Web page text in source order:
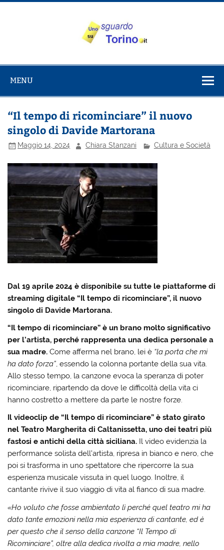
Salta
su Torino
MENU
“Il tempo di ricominciare” il nuovo
singolo di Davide Martorana
Maggio 14, 2024 Chiara Stanzani Cultura e Società
Dal 19 aprile 2024 è disponibile su tutte le piattaforme di
streaming digitale “Il tempo di ricominciare”, il nuovo
singolo di Davide Martorana.
“Il tempo di ricominciare” è un brano molto significativo
per l’artista, perché rappresenta una dedica personale a
sua madre. Come afferma nel brano, lei è “la porta che mi
ha dato forza”, essendo la colonna portante della sua vita.
Allo stesso tempo, la canzone evoca la speranza di poter
ricominciare, ripartendo da dove le difficoltà della vita ci
hanno costretto a mettere da parte le nostre forze.
Il videoclip de “Il tempo di ricominciare” è stato girato
nel Teatro Margherita di Caltanissetta, uno dei teatri più
fastosi e antichi della città siciliana. Il video evidenzia la
performance solista dell’artista, ripresa in bianco e nero, che
poi si trasforma in uno spettatore che ripercorre la sua
esperienza musicale vissuta in quel luogo. Inoltre, il
cantante rivive il suo viaggio di vita al fianco di sua madre.
«Ho voluto che fosse ambientato lì perché quel teatro mi ha
dato tante emozioni nella mia esperienza di cantante, ed è
per questo che il senso della canzone “Il Tempo di
Ricominciare”, oltre alla dedica rivolta a mia madre, nello